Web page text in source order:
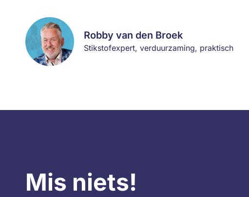
Robby van den Broek
Stikstofexpert, verduurzaming, praktisch
Mis niets!